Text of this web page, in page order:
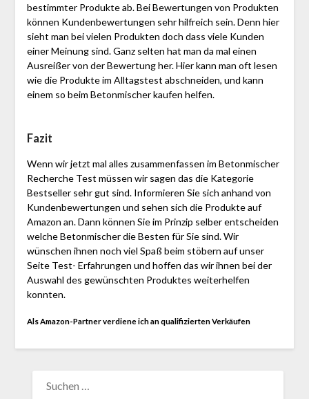
bestimmter Produkte ab. Bei Bewertungen von Produkten
können Kundenbewertungen sehr hilfreich sein. Denn hier
sieht man bei vielen Produkten doch dass viele Kunden
einer Meinung sind. Ganz selten hat man da mal einen
Ausreißer von der Bewertung her. Hier kann man oft lesen
wie die Produkte im Alltagstest abschneiden, und kann
einem so beim Betonmischer kaufen helfen.
Fazit
Wenn wir jetzt mal alles zusammenfassen im Betonmischer
Recherche Test müssen wir sagen das die Kategorie
Bestseller sehr gut sind. Informieren Sie sich anhand von
Kundenbewertungen und sehen sich die Produkte auf
Amazon an. Dann können Sie im Prinzip selber entscheiden
welche Betonmischer die Besten für Sie sind. Wir
wünschen ihnen noch viel Spaß beim stöbern auf unser
Seite Test- Erfahrungen und hoffen das wir ihnen bei der
Auswahl des gewünschten Produktes weiterhelfen
konnten.
Als Amazon-Partner verdiene ich an qualifizierten Verkäufen
NACH: